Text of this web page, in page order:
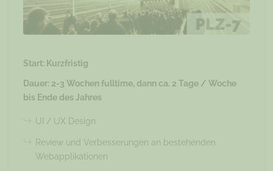
Start: Kurzfristig
Dauer: 2-3 Wochen fulltime, dann ca. 2 Tage / Woche
bis Ende des Jahres
UI / UX Design
Review und Verbesserungen an bestehenden
Webapplikationen